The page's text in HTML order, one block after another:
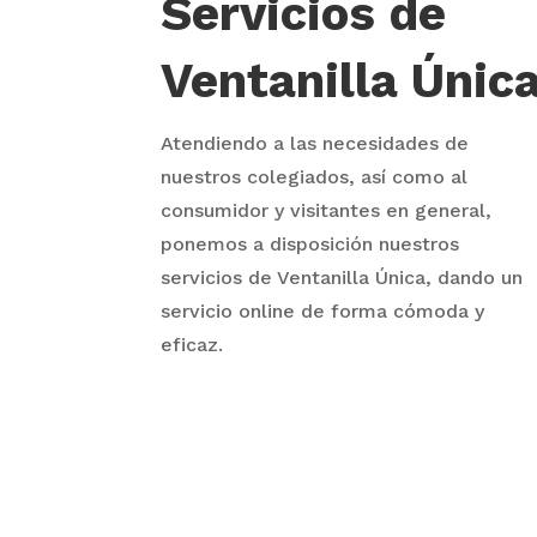
Servicios de
Ventanilla
Atendiendo a las necesidades de
nuestros colegiados, así como al
consumidor y visitantes en general,
ponemos a disposición nuestros
servicios de Ventanilla Única, dando un
servicio online de forma cómoda y
eficaz.